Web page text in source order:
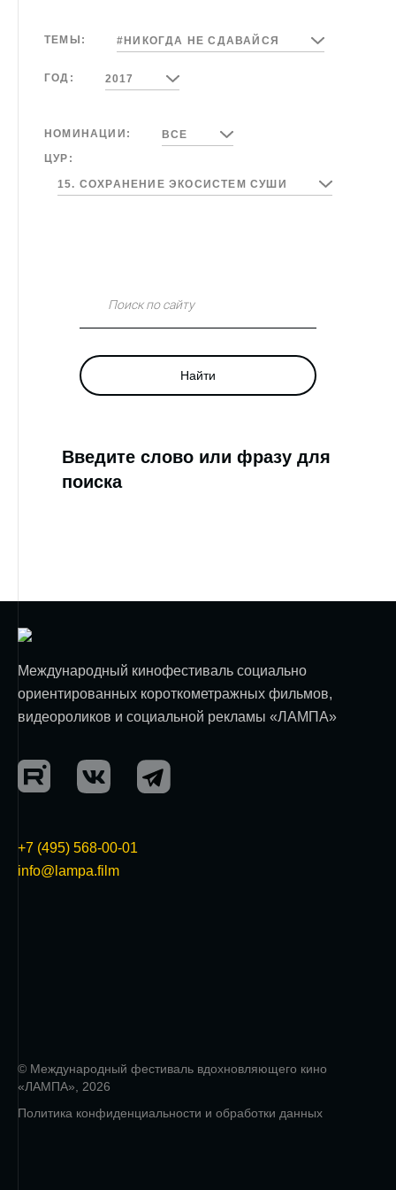
ТЕМЫ: #НИКОГДА НЕ СДАВАЙСЯ
ГОД: 2017
НОМИНАЦИИ:
ВСЕ
ЦУР:
15. СОХРАНЕНИЕ ЭКОСИСТЕМ СУШИ
Поиск по сайту
Найти
Введите слово или фразу для
поиска
Международный кинофестиваль социально
ориентированных короткометражных фильмов,
видеороликов и социальной рекламы «ЛАМПА»
+7 (495) 568-00-01
info@lampa.film
© Международный фестиваль вдохновляющего кино
«ЛАМПА», 2026
Политика конфиденциальности и обработки данных